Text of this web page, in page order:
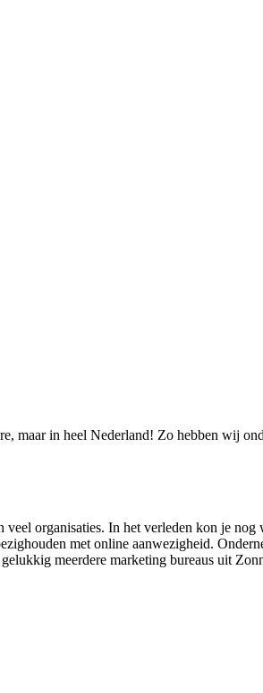
maar in heel Nederland! Zo hebben wij
organisaties. In het verleden kon je
met online aanwezigheid.
meerdere marketing bureaus uit